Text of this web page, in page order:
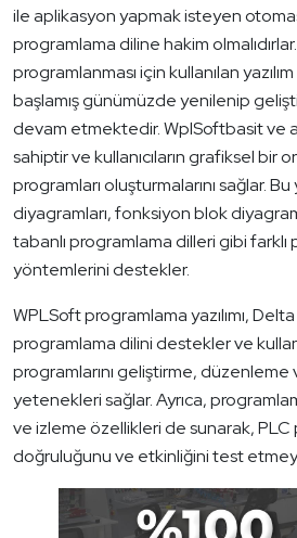
ile aplikasyon yapmak isteyen
programlama diline hakim
programlanması için kullanılan
başlamış günümüzde yenilenip
devam etmektedir. WplSoftbasit ve
sahiptir ve kullanıcıların grafiksel bir
programları oluşturmalarını sağlar. Bu
diyagramları, fonksiyon blok
tabanlı programlama dilleri gibi farklı
yöntemlerini destekler.
WPLSoft programlama yazılımı,
programlama dilini destekler ve
programlarını geliştirme, düzenleme
yetenekleri sağlar. Ayrıca,
ve izleme özellikleri de sunarak, PLC
doğruluğunu ve etkinliğini test